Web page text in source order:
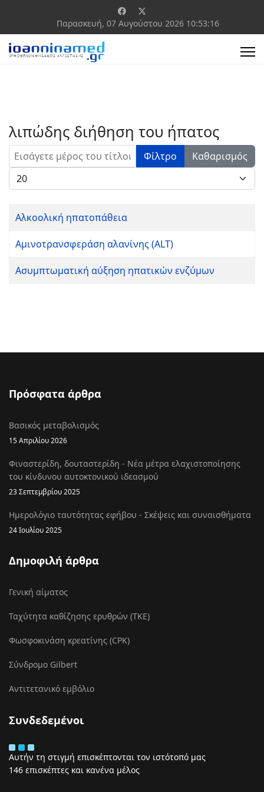
Παρασκευή, 07 Αυγούστου 2026 10:53:16
λιπώδης διήθηση του ήπατος
Εισάγετε μέρος του τίτλου. Φίλτρο
Καθαρισμός
Εμφάνιση #
Αλκοολική ηπατοπάθεια
Αμινοτρανσφεράση αλανίνης (ALT)
Ασυμπτωματική αύξηση ηπατικών ενζύμων
Πρόσφατα άρθρα
Βασικός μεταβολισμός
15 Απριλίου 2026
Φιναστερίδη, δουταστερίδη - Νέα μέτρα ελαχιστοποίησης
του κίνδυνου αυτοκτονικού ιδεασμού
23 Σεπτεμβρίου 2025
Ημερολόγιο ταυτότητας εφήβου - Σκέψεις και συναισθήματα
24 Ιουλίου 2025
Δημοφιλή άρθρα
Γενική αίματος
Ταχύτητα καθίζησης ερυθρών (ΤΚΕ)
Φωσφοκινάση κρεατίνης (CPK)
Σύνδρομο Gilbert
Αντιτετανικό εμβόλιο
Συνδεδεμένοι
Αυτήν τη στιγμή επισκέπτονται τον ιστότοπό μας
146 επισκέπτες και κανένα μέλος